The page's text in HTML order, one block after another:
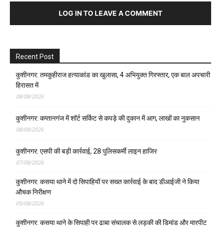
LOG IN TO LEAVE A COMMENT
Recent Post
कुशीनगर: तमकुहीराज हत्याकांड का खुलासा, 4 अभियुक्त गिरफ्तार, एक बाल अपचारी
हिरासत में
08/08/2026
कुशीनगर: कप्तानगंज में शॉर्ट सर्किट से कपड़े की दुकान में आग, लाखों का नुकसान
08/08/2026
कुशीनगर: एसपी की बड़ी कार्रवाई, 28 पुलिसकर्मी लाइन हाजिर
07/08/2026
कुशीनगर: कसया थाने में दो सिपाहियों पर सख्त कार्रवाई के बाद डीआईजी ने किया
औचक निरीक्षण
05/08/2026
कुशीनगर: कसया थाने के सिपाही पर ढाबा संचालक से लड़की की डिमांड और मारपीट